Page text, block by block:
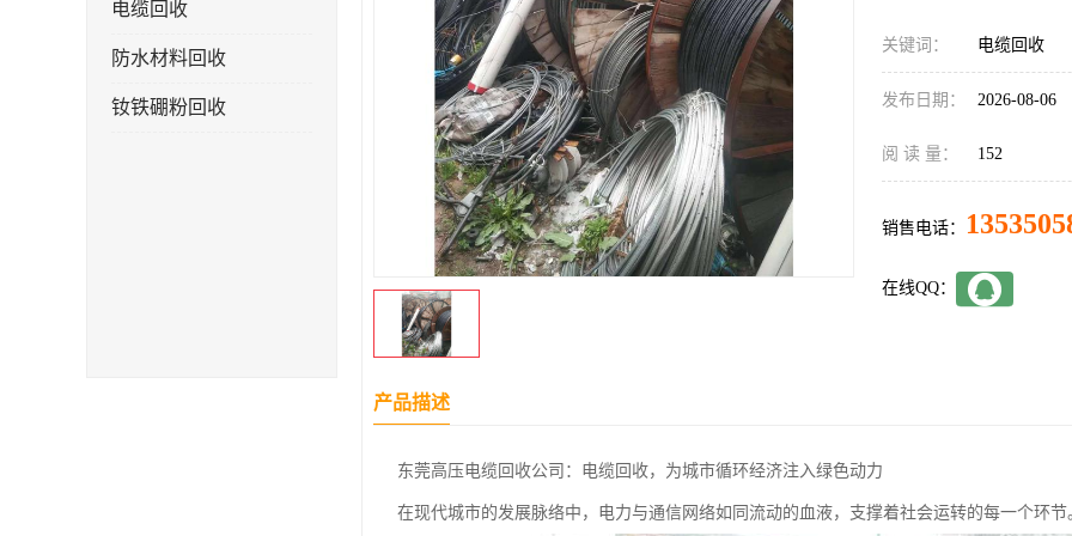
电缆回收
防水材料回收
钕铁硼粉回收
关键词： 电缆回收
发布日期： 2026-08-06
阅 读 量： 152
销售电话：
在线QQ：
产品描述
东莞高压电缆回收公司：电缆回收，为城市循环经济注入绿色动力
在现代城市的发展脉络中，电力与通信网络如同流动的血液，支撑着社会运转的每一个环节